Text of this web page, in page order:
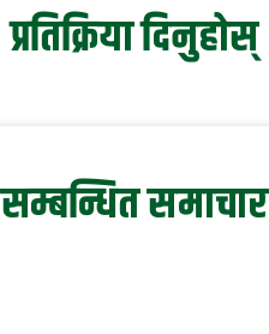
प्रतिक्रिया दिनुहोस्
सम्बन्धित समाचार